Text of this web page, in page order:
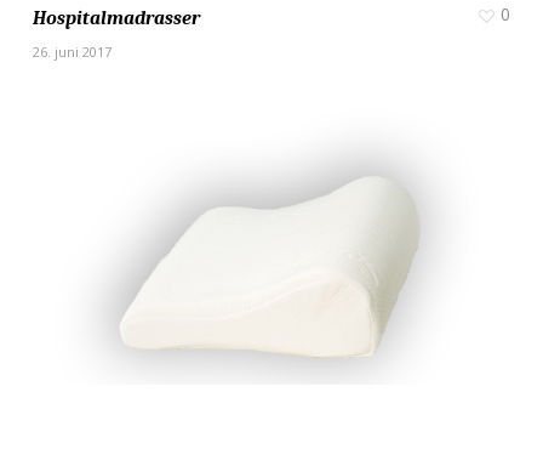
Hospitalmadrasser
26. juni 2017
0